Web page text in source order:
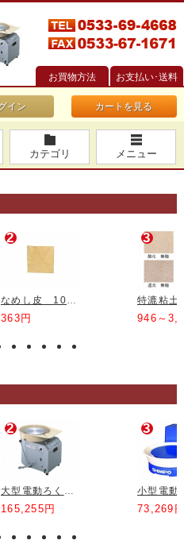
お買物方法 お支払い･送料
カートを見る
カテゴリ メニュー
2
なめし皮 10*10cm
363円
3
特漉粘土
946～
1,815円
2
大型電動ろくろ RK-3D
165,255円
3
73,269